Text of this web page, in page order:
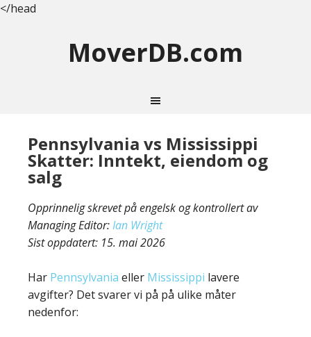
</head
MoverDB.com
Pennsylvania vs Mississippi
Skatter: Inntekt, eiendom og
salg
Opprinnelig skrevet på engelsk og kontrollert av
Managing Editor:Ian Wright
Sist oppdatert: 15. mai 2026
Har Pennsylvania eller Mississippi lavere
avgifter? Det svarer vi på på ulike måter
nedenfor: